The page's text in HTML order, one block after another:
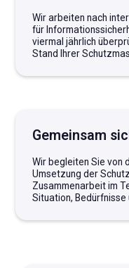
Wir arbeiten nach
für
viermal jährlich
Stand Ihrer
Gemeinsam
Wir begleiten Sie von
Umsetzung der
Zusammenarbeit im
Situation, Bedürfnisse